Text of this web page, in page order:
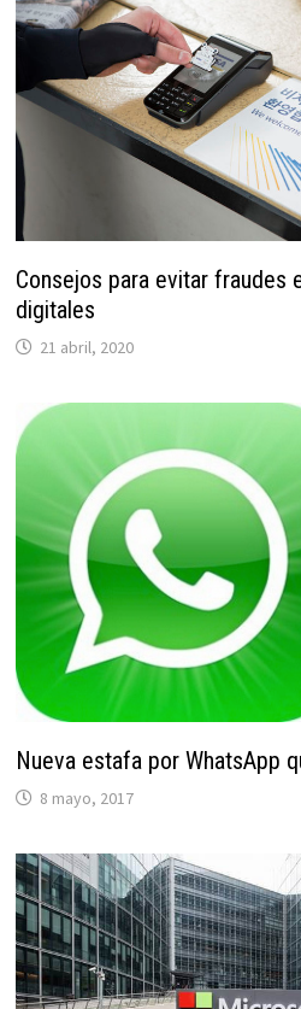
Consejos para evitar fraudes
digitales
21 abril, 2020
Nueva estafa por WhatsApp
8 mayo, 2017